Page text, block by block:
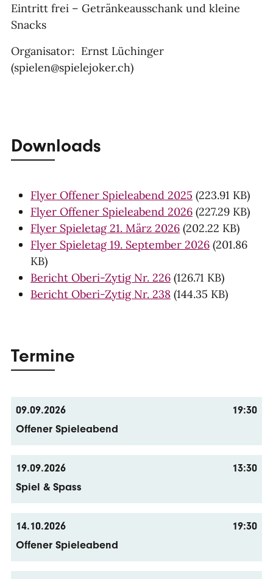
Eintritt frei – Getränkeausschank und kleine
Snacks
Organisator: Ernst Lüchinger
(spielen@spielejoker.ch)
Downloads
Flyer Offener Spieleabend 2025 (223.91 KB)
Flyer Offener Spieleabend 2026 (227.29 KB)
Flyer Spieletag 21. März 2026 (202.22 KB)
Flyer Spieletag 19. September 2026 (201.86
KB)
Bericht Oberi-Zytig Nr. 226 (126.71 KB)
Bericht Oberi-Zytig Nr. 238 (144.35 KB)
Termine
09.09.2026
19:30
Offener Spieleabend
19.09.2026
13:30
Spiel & Spass
14.10.2026
19:30
Offener Spieleabend